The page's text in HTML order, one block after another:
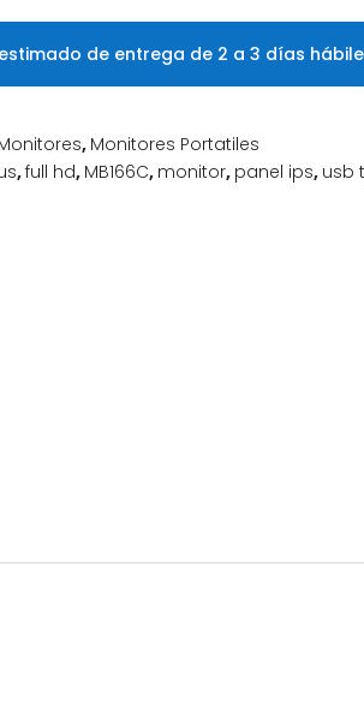
de entrega de 2 a 3 días
, Monitores Portatiles
,full hd, MB166C, monitor, panel ips, usb